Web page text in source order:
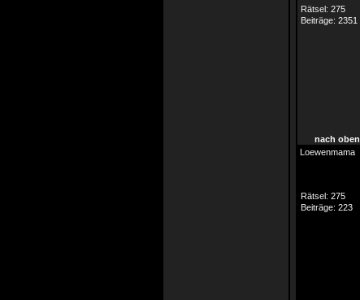
Rätsel: 275
Beiträge: 2351
nach oben
Loewenmama
Rätsel: 275
Beiträge: 223